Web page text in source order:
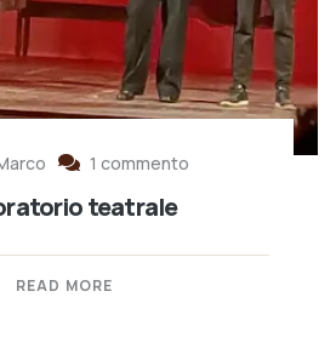
1 commento
teatrale
READ MORE